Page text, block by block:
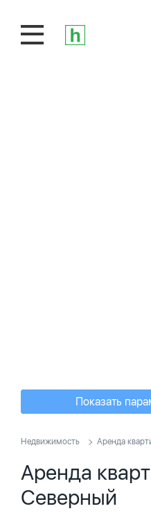
Показать
Недвижимость Аренда
Аренда
Северный